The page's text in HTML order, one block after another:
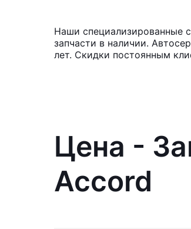
Наши специализированные
запчасти в наличии.
лет. Скидки постоянным
Цена -
Accord